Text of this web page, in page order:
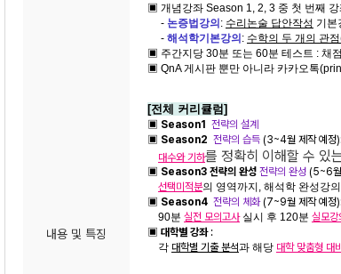
내용 및 특징
▣ 개념강좌 Season 1, 2, 3 중 첫 번째
- 논증법강의: 수리논술 답안작성 기본
- 해석학기본강의: 수학의 두 개의 관
▣ 주간지당 30분 또는 60분 테스트 : 채
▣ QnA 게시판 뿐만 아니라 카카오톡
[전체 커리큘럼]
▣ Season1 전략의 설계
▣ Season2 전략의 습득 (3~4월 제작 예정
대수와 기하를 정확히 이해할 수 있
▣ Season3 전략의 완성 전략의 완성 (5~6
선택미적분의 영역까지, 해석학 완성강
▣ Season4 전략의 체화(7~9월 제작 예정
90분 실전 모의고사실시 후 120분 실모강
▣ 대학별 강좌:
각 대학별 기출 분석과 해당 대학 맞춤형 대